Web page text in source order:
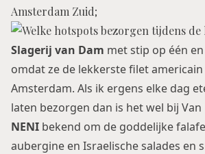
Amsterdam Zuid;
Slagerij van Dam met stip op één
omdat ze de lekkerste filet
Amsterdam. Als ik ergens elke dag
laten bezorgen dan is het wel bij Van
NENI bekend om de goddelijke
aubergine en Israelische salades en